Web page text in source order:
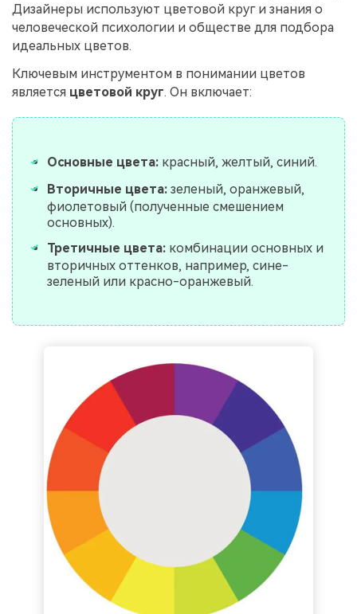
Дизайнеры используют цветовой круг и знания о
человеческой психологии и обществе для подбора
идеальных цветов.
Ключевым инструментом в понимании цветов
является цветовой круг. Он включает:
Основные цвета: красный, желтый, синий.
Вторичные цвета: зеленый, оранжевый,
фиолетовый (полученные смешением
основных).
Третичные цвета: комбинации основных и
вторичных оттенков, например, сине-
зеленый или красно-оранжевый.